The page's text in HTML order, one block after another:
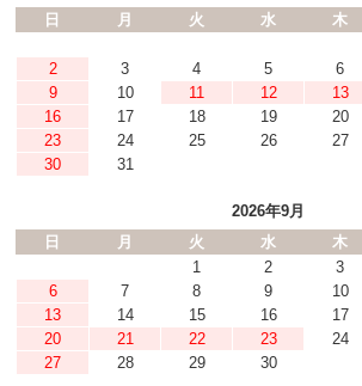
日
月 火 水 木
2
3 4 5 6
9
10 11 12 13
16
17 18 19 20
23
24 25 26 27
30
31
2026年9月
日
月 火 水 木
1
2 3
6
7 8 9 10
13
14 15 16 17
20
21 22 23 24
27
28 29 30